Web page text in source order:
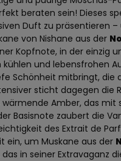
beraten sein! Dieses
Duft zu präsentieren
von Nishane aus der
Kopfnote, in der einzig
und lebensfrohen
Schönheit mitbringt, die
sticht dagegen die
Amber, das mit
Basisnote zaubert die
des Extrait de
ein, um Muskane aus der
in seiner Extravaganz